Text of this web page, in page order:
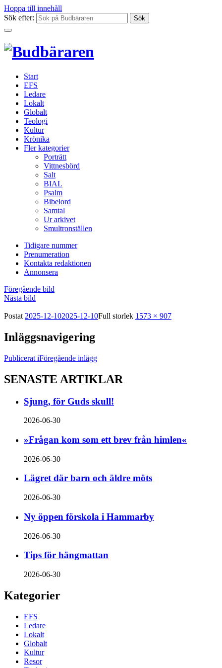
Hoppa till innehåll
Sök efter:
Start
EFS
Ledare
Lokalt
Globalt
Teologi
Kultur
Krönika
Fler kategorier
Porträtt
Vittnesbörd
Salt
BIAL
Psalm
Bibelord
Samtal
Ur arkivet
Smultronställen
Tidigare nummer
Prenumeration
Kontakta redaktionen
Annonsera
Föregående bild
Nästa bild
Postat 2025-12-102025-12-10Full storlek 1573 × 907
Inläggsnavigering
Publicerat iFöregående inlägg
SENASTE ARTIKLAR
Sjung, för Guds skull!
2026-06-30
»Frågan kom som ett brev från himlen«
2026-06-30
Lägret där barn och äldre möts
2026-06-30
Ny öppen förskola i Hammarby
2026-06-30
Tips för hängmattan
2026-06-30
Kategorier
EFS
Ledare
Lokalt
Globalt
Kultur
Resor